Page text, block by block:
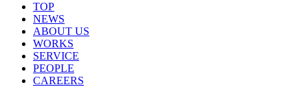
TOP
NEWS
ABOUT US
WORKS
SERVICE
PEOPLE
CAREERS